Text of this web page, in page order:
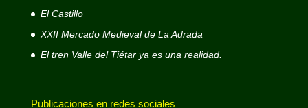
El Castillo
XXII Mercado Medieval de La Adrada
El tren Valle del Tiétar ya es una realidad.
Publicaciones en redes sociales